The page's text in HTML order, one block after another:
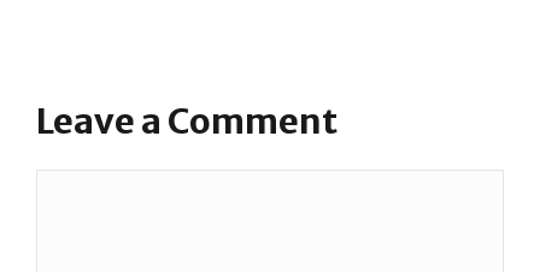
Leave a Comment